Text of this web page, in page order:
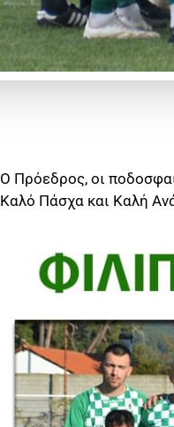
Ο Πρόεδρος, οι
Καλό Πάσχα και Καλή